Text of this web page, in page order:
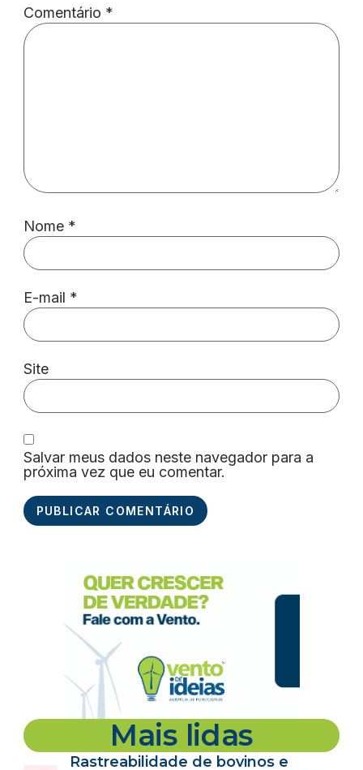
Comentário *
Nome *
E-mail *
Site
Salvar meus dados neste navegador para a
próxima vez que eu comentar.
Mais lidas
Rastreabilidade de bovinos e